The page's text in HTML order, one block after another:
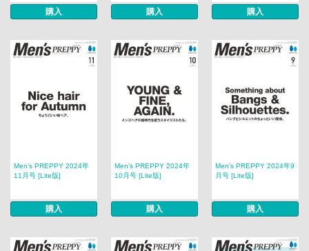
購入 購入 購入
Men’s PREPPY 2024年
11月号 [Lite版]
購入
Men’s PREPPY 2024年
10月号 [Lite版]
購入
Men’s PREPPY 2024年9
月号 [Lite版]
購入